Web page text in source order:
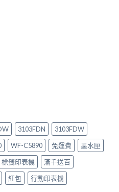
3103FDN
3103FDW
WF-C5890 免運費
墨水匣
標籤印表機
滿千送百
紅包 行動印表機